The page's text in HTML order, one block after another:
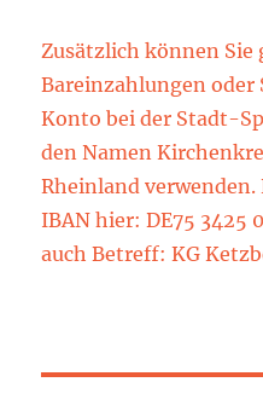
Zusätzlich können Sie
Bareinzahlungen oder
Konto bei der Stadt-
den Namen
Rheinland
IBAN hier: DE75 3425
auch Betreff: KG